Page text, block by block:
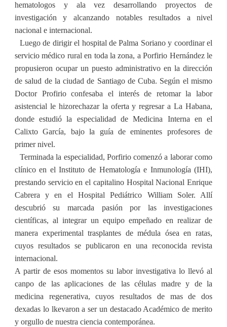
hematologos y ala vez desarrollando proyectos de
investigación y alcanzando notables resultados a nivel
nacional e internacional.
Luego de dirigir el hospital de Palma Soriano y coordinar el
servicio médico rural en toda la zona, a Porfirio Hernández le
propusieron ocupar un puesto administrativo en la di­rección
de salud de la ciudad de Santiago de Cuba. Según el mismo
Doctor Profirio confesaba el interés de retomar la labor
asistencial le hizorechazar la oferta y regresar a La Habana,
donde estudió la especialidad de Medicina Interna en el
Calixto García, bajo la guía de eminentes profesores de
primer nivel.
Terminada la especialidad, Porfirio comenzó a laborar como
clínico en el Instituto de Hematología e Inmunología (IHI),
prestando servicio en el capitalino Hospital Nacional Enrique
Cabrera y en el Hospital Pediátrico William Soler. Allí
descubrió su marcada pasión por las investigaciones
científicas, al integrar un equipo empeñado en realizar de
manera experimental trasplantes de médula ósea en ratas,
cuyos resultados se publicaron en una reconocida revista
internacional.
A partir de esos momentos su labor investigativa lo llevó al
canpo de las aplicaciones de las células madre y de la
medicina regenerativa, cuyos resultados de mas de dos
dexadas lo lkevaron a ser un destacado Académico de merito
y orgullo de nuestra ciencia contemporánea.